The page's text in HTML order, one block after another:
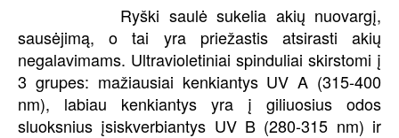
Ryški saulė sukelia akių nuovargį,
sausėjimą, o tai yra priežastis atsirasti akių
negalavimams. Ultravioletiniai spinduliai skirstomi į
3 grupes: mažiausiai kenkiantys UV A (315-400
nm), labiau kenkiantys yra į giliuosius odos
sluoksnius įsiskverbiantys UV B (280-315 nm) ir